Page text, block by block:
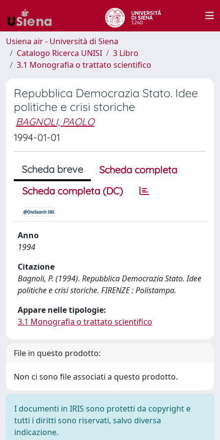
Usiena air - Università di Siena
Catalogo Ricerca UNISI
3 Libro
3.1 Monografia o trattato scientifico
Repubblica Democrazia Stato. Idee
politiche e crisi storiche
BAGNOLI, PAOLO
1994-01-01
Scheda breve
Scheda completa
Scheda completa (DC)
Anno
1994
Citazione
Bagnoli, P. (1994). Repubblica Democrazia Stato. Idee
politiche e crisi storiche. FIRENZE : Polistampa.
Appare nelle tipologie:
3.1 Monografia o trattato scientifico
File in questo prodotto:
Non ci sono file associati a questo prodotto.
I documenti in IRIS sono protetti da copyright e
tutti i diritti sono riservati, salvo diversa
indicazione.